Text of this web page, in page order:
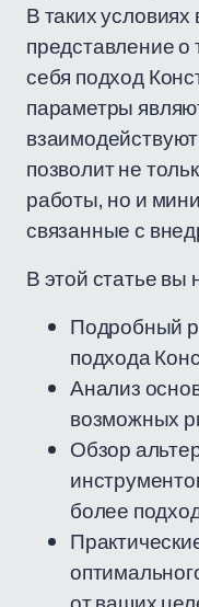
В таких
представление о
себя подход
параметры
позволит не
работы, но и
связанные с
В этой статье вы
Подробный
подхода
Анализ
возможных
Обзор
более